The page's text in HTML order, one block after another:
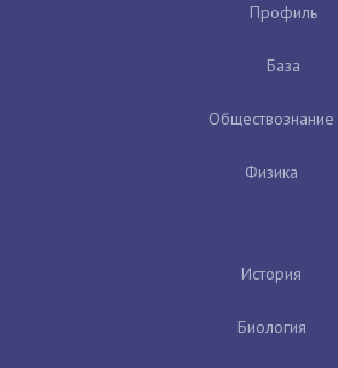
Профиль
База
Обществознание
Физика
История
Биология